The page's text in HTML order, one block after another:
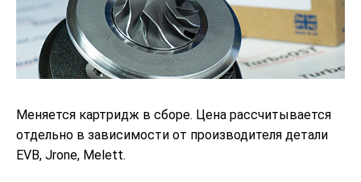
Меняется картридж в сборе. Цена рассчитывается
отдельно в зависимости от производителя детали
EVB, Jrone, Melett.